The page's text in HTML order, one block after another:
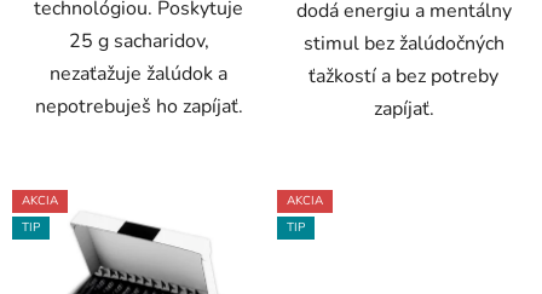
technológiou. Poskytuje
25 g sacharidov,
nezaťažuje žalúdok a
nepotrebuješ ho zapíjať.
dodá energiu a mentálny
stimul bez žalúdočných
ťažkostí a bez potreby
zapíjať.
AKCIA
TIP
AKCIA
TIP